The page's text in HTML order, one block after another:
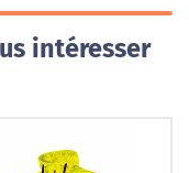
intéresser